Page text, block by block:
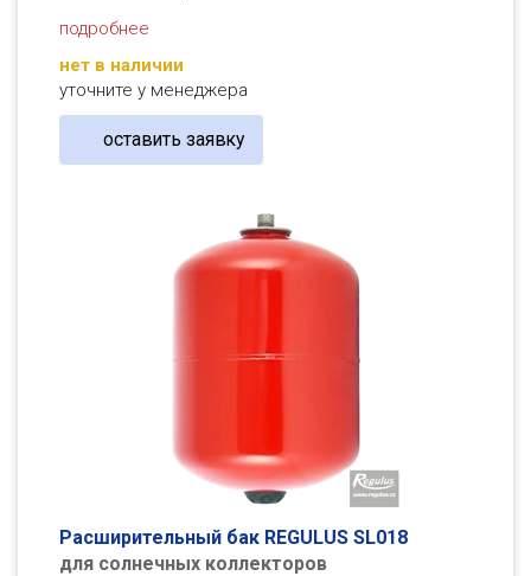
подробнее
нет в наличии
уточните у менеджера
оставить заявку
Расширительный бак REGULUS SL018
для солнечных коллекторов